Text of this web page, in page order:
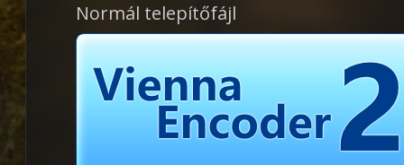
Normál telepítőfájl